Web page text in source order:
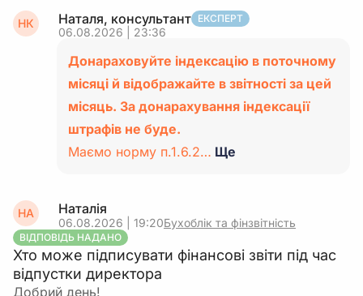
НК Наталя, консультант ЕКСПЕРТ
06.08.2026 | 23:36
Донараховуйте індексацію в поточному
місяці й відображайте в звітності за цей
місяць. За донарахування індексації
штрафів не буде.
Маємо норму п.1.6.2… Ще
НА Наталія
06.08.2026 | 19:20Бухоблік та фінзвітність
ВІДПОВІДЬ НАДАНО
Хто може підписувати фінансові звіти під час
відпустки директора
Добрий день!